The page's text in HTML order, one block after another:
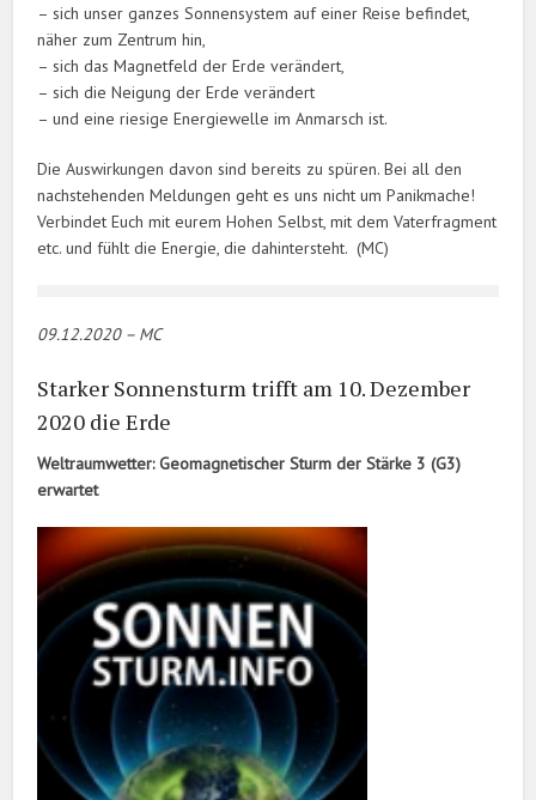
– sich unser ganzes Sonnensystem auf einer Reise befindet,
näher zum Zentrum hin,
– sich das Magnetfeld der Erde verändert,
– sich die Neigung der Erde verändert
– und eine riesige Energiewelle im Anmarsch ist.
Die Auswirkungen davon sind bereits zu spüren. Bei all den
nachstehenden Meldungen geht es uns nicht um Panikmache!
Verbindet Euch mit eurem Hohen Selbst, mit dem Vaterfragment
etc. und fühlt die Energie, die dahintersteht. (MC)
09.12.2020 – MC
Starker Sonnensturm trifft am 10. Dezember
2020 die Erde
Weltraumwetter: Geomagnetischer Sturm der Stärke 3 (G3)
erwartet